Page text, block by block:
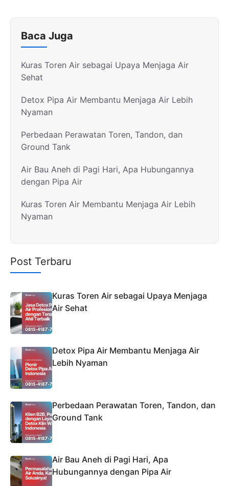
Baca Juga
Kuras Toren Air sebagai Upaya Menjaga Air
Sehat
Detox Pipa Air Membantu Menjaga Air Lebih
Nyaman
Perbedaan Perawatan Toren, Tandon, dan
Ground Tank
Air Bau Aneh di Pagi Hari, Apa Hubungannya
dengan Pipa Air
Kuras Toren Air Membantu Menjaga Air Lebih
Nyaman
Post Terbaru
Kuras Toren Air sebagai Upaya Menjaga
Air Sehat
Detox Pipa Air Membantu Menjaga Air
Lebih Nyaman
Perbedaan Perawatan Toren, Tandon, dan
Ground Tank
Air Bau Aneh di Pagi Hari, Apa
Hubungannya dengan Pipa Air